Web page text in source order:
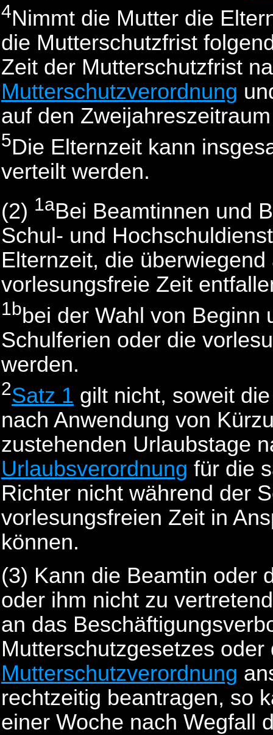
4Nimmt die Mutter die
die Mutterschutzfrist
Zeit der Mutterschutzfrist
Mutterschutzverordnung
auf den
5Die Elternzeit kann
verteilt werden.
(2) 1aBei Beamtinnen und
Schul- und
Elternzeit, die
vorlesungsfreie Zeit
1bbei der Wahl von Beginn
Schulferien oder die
werden.
2Satz 1 gilt nicht, soweit
nach Anwendung von
zustehenden Urlaubstage
Urlaubsverordnung für die
Richter nicht während der
vorlesungsfreien Zeit in
können.
(3) Kann die Beamtin oder
oder ihm nicht zu
an das
Mutterschutzgesetzes
Mutterschutzverordnung
rechtzeitig beantragen, so
einer Woche nach Wegfall